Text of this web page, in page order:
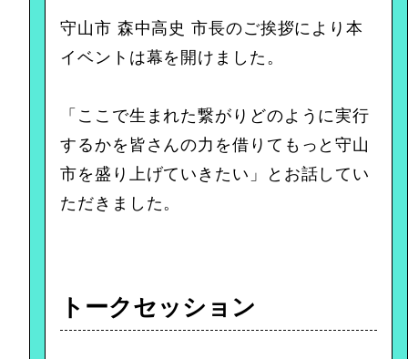
守山市 森中高史 市長のご挨拶により本
イベントは幕を開けました。
「ここで生まれた繋がりどのように実行
するかを皆さんの力を借りてもっと守山
市を盛り上げていきたい」とお話してい
ただきました。
トークセッション